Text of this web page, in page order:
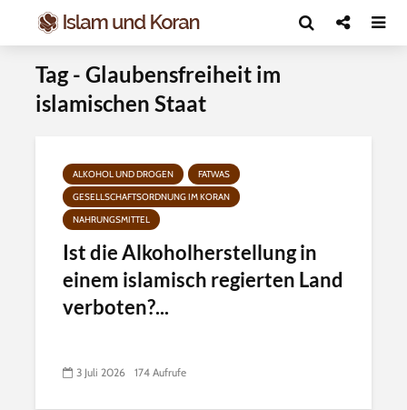
Tag - Glaubensfreiheit im
islamischen Staat
ALKOHOL UND DROGEN
FATWAS
GESELLSCHAFTSORDNUNG IM KORAN
NAHRUNGSMITTEL
Ist die Alkoholherstellung in
einem islamisch regierten Land
verboten?...
3 Juli 2026 174 Aufrufe